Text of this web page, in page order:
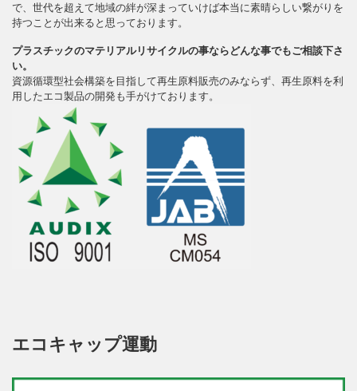
で、世代を超えて地域の絆が深まっていけば本当に素晴らしい繋がりを
持つことが出来ると思っております。
プラスチックのマテリアルリサイクルの事ならどんな事でもご相談下さ
い。
資源循環型社会構築を目指して再生原料販売のみならず、再生原料を利
用したエコ製品の開発も手がけております。
エコキャップ運動